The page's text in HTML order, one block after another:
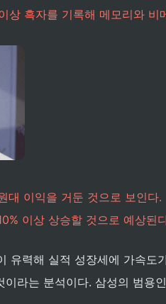
흑자를 기록해 메모리와 비
대 이익을 거둔 것으로 보인다.
이상 상승할 것으로 예상된
유력해 실적 성장세에 가속도
라는 분석이다. 삼성의 범용